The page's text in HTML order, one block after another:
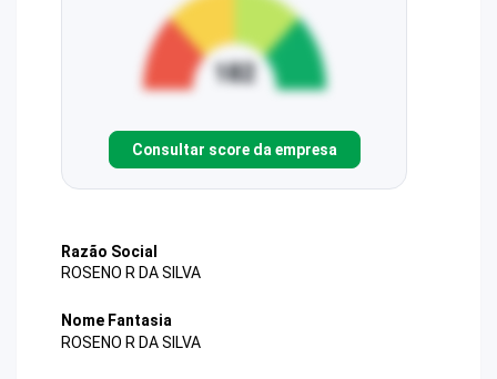
Consultar score da empresa
Razão Social
ROSENO R DA SILVA
Nome Fantasia
ROSENO R DA SILVA